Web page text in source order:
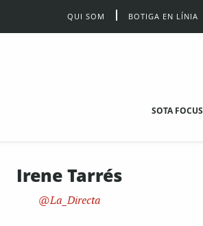
QUI SOM BOTIGA EN LÍNIA
SOTA FOCUS
Irene Tarrés
La_Directa